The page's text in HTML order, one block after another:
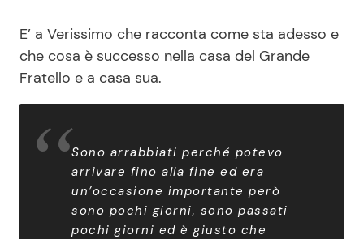
E’ a Verissimo che racconta come sta adesso e
che cosa è successo nella casa del Grande
Fratello e a casa sua.
Sono arrabbiati perché potevo
arrivare fino alla fine ed era
un’occasione importante però
sono pochi giorni, sono passati
pochi giorni ed è giusto che